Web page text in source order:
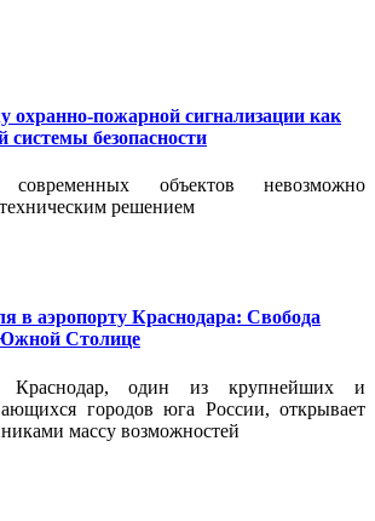
охранно-пожарной сигнализации как
системы безопасности
современных объектов невозможно
решением
в аэропорту Краснодара: Свобода
Столице
один из крупнейших и
городов юга России, открывает
массу возможностей